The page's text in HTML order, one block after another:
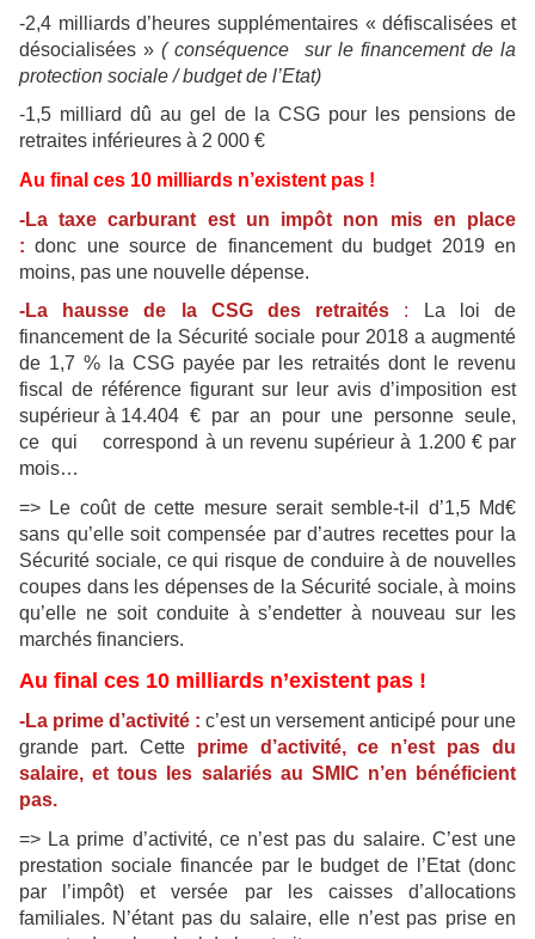
-2,4 milliards d’heures supplémentaires « défiscalisées et
désocialisées »( conséquence sur le financement de la
protection sociale / budget de l’Etat)
-1,5 milliard dû au gel de la CSG pour les pensions de
retraites inférieures à 2 000 €
Au final ces 10 milliards n’existent pas !
-La taxe carburant est un impôt non mis en place
: donc une source de financement du budget 2019 en
moins, pas une nouvelle dépense.
-La hausse de la CSG des retraités :
La loi de
financement de la Sécurité sociale pour 2018 a augmenté
de 1,7 % la CSG payée par les retraités dont le revenu
fiscal de référence figurant sur leur avis d’imposition est
supérieur à 14.404 € par an pour une personne seule,
ce qui correspond à un revenu supérieur à 1.200 € par
mois…
=> Le coût de cette mesure serait semble-t-il d’1,5 Md€
sans qu’elle soit compensée par d’autres recettes pour la
Sécurité sociale, ce qui risque de conduire à de nouvelles
coupes dans les dépenses de la Sécurité sociale, à moins
qu’elle ne soit conduite à s’endetter à nouveau sur les
marchés financiers.
Au final ces 10 milliards n’existent pas !
-La prime d’activité : c’est un versement anticipé pour une
grande part. Cette
prime d’activité, ce n’est pas du
salaire, et tous les salariés au SMIC n’en bénéficient
pas.
=> La prime d’activité, ce n’est pas du salaire. C’est une
prestation sociale financée par le budget de l’Etat (donc
par l’impôt) et versée par les caisses d’allocations
familiales. N’étant pas du salaire, elle n’est pas prise en